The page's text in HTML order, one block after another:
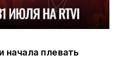
начала плевать